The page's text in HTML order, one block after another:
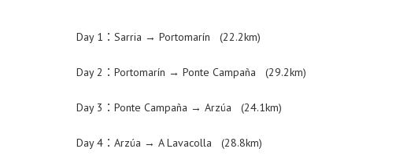
Day 1：Sarria → Portomarín (22.2km)
Day 2：Portomarín → Ponte Campaña (29.2km)
Day 3：Ponte Campaña → Arzúa (24.1km)
Day 4：Arzúa → A Lavacolla (28.8km)